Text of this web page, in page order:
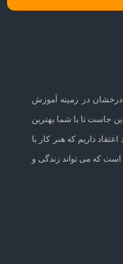
در زمینه آموزش
جاست تا با شما بهترین
داریم که هنر کار با
که می تواند زندگی و